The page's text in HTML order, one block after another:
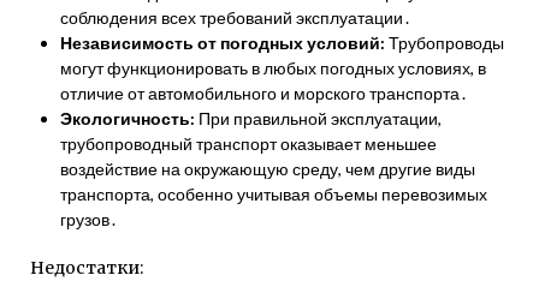
соблюдения всех требований эксплуатации․
Независимость от погодных условий: Трубопроводы
могут функционировать в любых погодных условиях, в
отличие от автомобильного и морского транспорта․
Экологичность: При правильной эксплуатации,
трубопроводный транспорт оказывает меньшее
воздействие на окружающую среду, чем другие виды
транспорта, особенно учитывая объемы перевозимых
грузов․
Недостатки: